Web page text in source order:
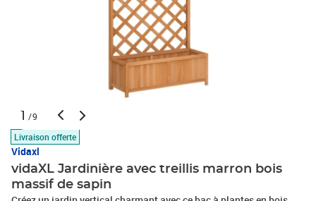
1 /9
Livraison offerte
Vidaxl
vidaXL Jardinière avec treillis marron bois
massif de sapin